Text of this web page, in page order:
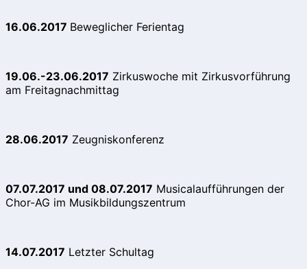
16.06.2017 Beweglicher Ferientag
19.06.-23.06.2017 Zirkuswoche mit Zirkusvorführung
am Freitagnachmittag
28.06.2017 Zeugniskonferenz
07.07.2017 und 08.07.2017 Musicalaufführungen der
Chor-AG im Musikbildungszentrum
14.07.2017 Letzter Schultag